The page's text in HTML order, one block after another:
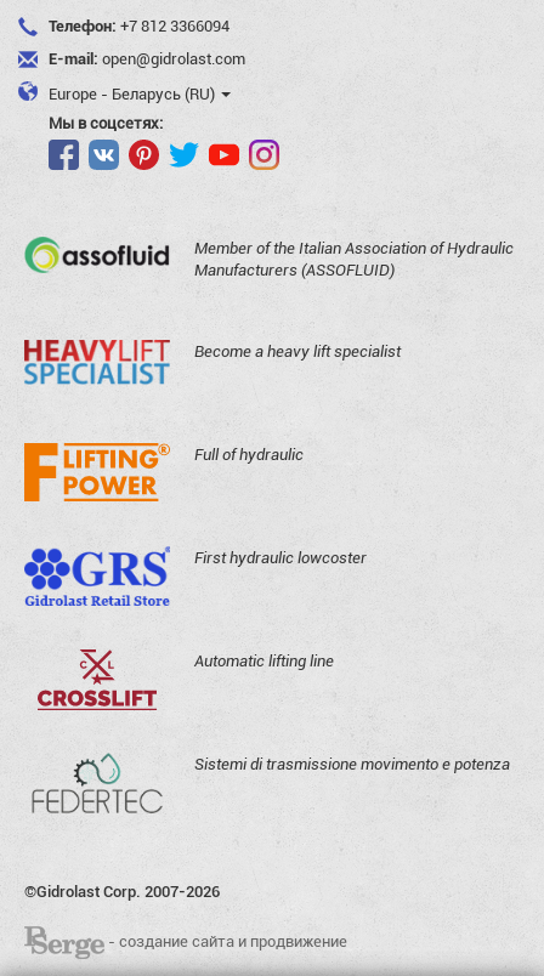
Телефон: +7 812 3366094
E-mail: open@gidrolast.com
Europe - Беларусь (RU)
Мы в соцсетях:
Member of the Italian Association of Hydraulic
Manufacturers (ASSOFLUID)
Become a heavy lift specialist
Full of hydraulic
First hydraulic lowcoster
Automatic lifting line
Sistemi di trasmissione movimento e potenza
©Gidrolast Corp. 2007-2026
- создание сайта и продвижение